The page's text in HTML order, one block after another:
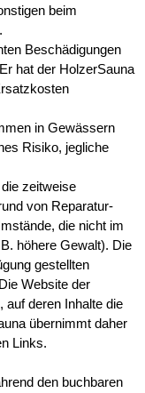
beim
Beschädigungen
hat der HolzerSauna
in Gewässern
Risiko, jegliche
zeitweise
von Reparatur-
die nicht im
höhere Gewalt). Die
gestellten
Website der
auf deren Inhalte die
übernimmt daher
Links.
den buchbaren